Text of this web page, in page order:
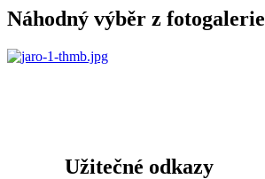
Náhodný výběr z fotogalerie
Užitečné odkazy